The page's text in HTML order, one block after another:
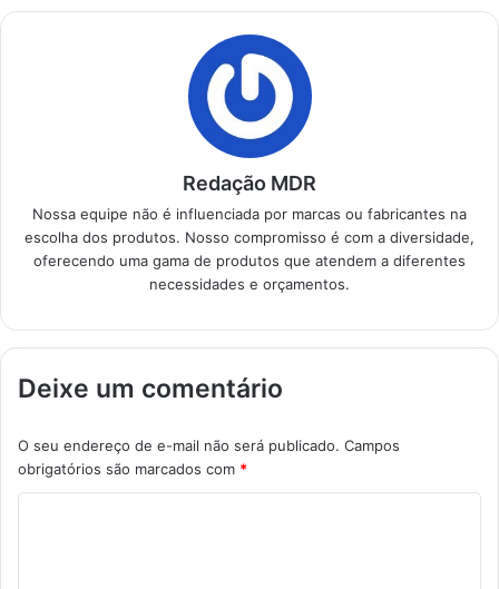
Produtos em
selecionar a máquina
Redação MDR
Nossa equipe não é influenciada por marcas ou fabricantes na
escolha dos produtos. Nosso compromisso é com a diversidade,
oferecendo uma gama de produtos que atendem a diferentes
necessidades e orçamentos.
Deixe um comentário
O seu endereço de e-mail não será publicado. Campos
obrigatórios são marcados com *